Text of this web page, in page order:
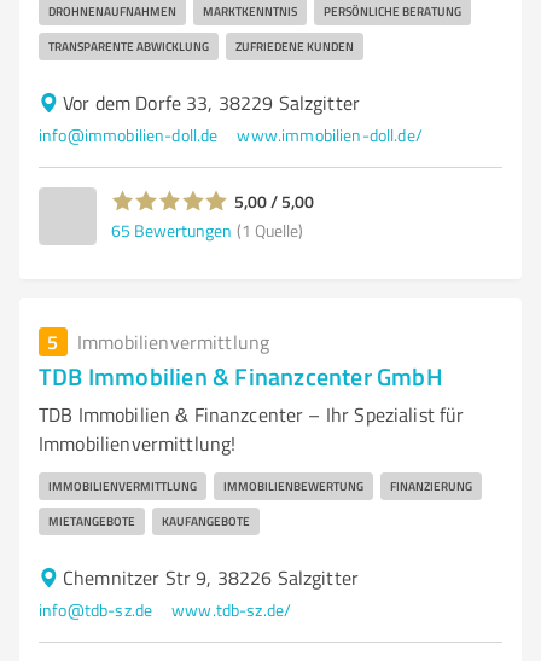
DROHNENAUFNAHMEN MARKTKENNTNIS PERSÖNLICHE BERATUNG
TRANSPARENTE ABWICKLUNG ZUFRIEDENE KUNDEN
Vor dem Dorfe 33, 38229 Salzgitter
info@immobilien-doll.de www.immobilien-doll.de/
5,00 / 5,00
65 Bewertungen (1 Quelle)
5 Immobilienvermittlung
TDB Immobilien & Finanzcenter GmbH
TDB Immobilien & Finanzcenter – Ihr Spezialist für
Immobilienvermittlung!
IMMOBILIENVERMITTLUNG IMMOBILIENBEWERTUNG FINANZIERUNG
MIETANGEBOTE KAUFANGEBOTE
Chemnitzer Str 9, 38226 Salzgitter
info@tdb-sz.de www.tdb-sz.de/